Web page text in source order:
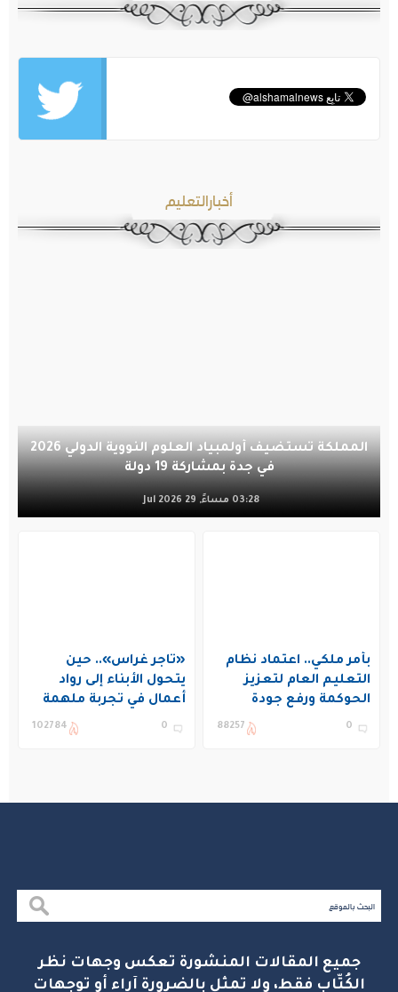
أخبارالتعليم
المملكة تستضيف أولمبياد العلوم النووية الدولي 2026
في جدة بمشاركة 19 دولة
03:28 مساءً, 29 Jul 2026
بأمر ملكي.. اعتماد نظام
التعليم العام لتعزيز
الحوكمة ورفع جودة
التعليم في المملكة
0
88257
«تاجر غراس».. حين
يتحول الأبناء إلى رواد
أعمال في تجربة ملهمة
بنادي غراس الصيفي
0
102784
جميع المقالات المنشورة تعكس وجهات نظر
الكُتّاب فقط، ولا تمثل بالضرورة آراء أو توجهات